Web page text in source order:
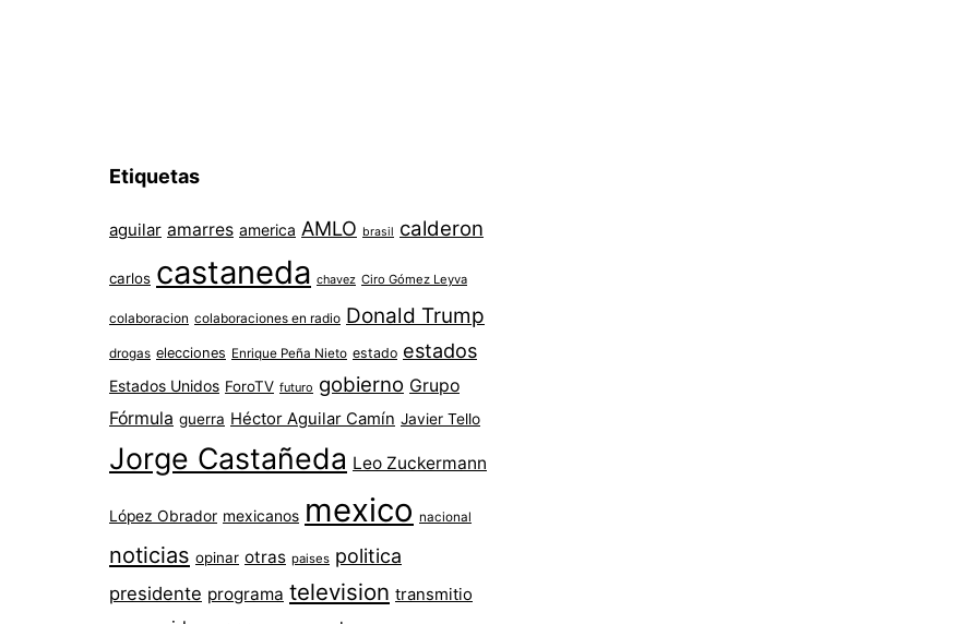
Etiquetas
aguilar amarres america AMLO brasil calderon
carlos castaneda chavez Ciro Gómez Leyva
colaboracion colaboraciones en radio Donald Trump
drogas elecciones Enrique Peña Nieto estado estados
Estados Unidos ForoTV futuro gobierno Grupo
Fórmula guerra Héctor Aguilar Camín Javier Tello
Jorge Castañeda Leo Zuckermann
López Obrador mexicanos mexico nacional
noticias opinar otras paises politica
presidente programa television transmitio